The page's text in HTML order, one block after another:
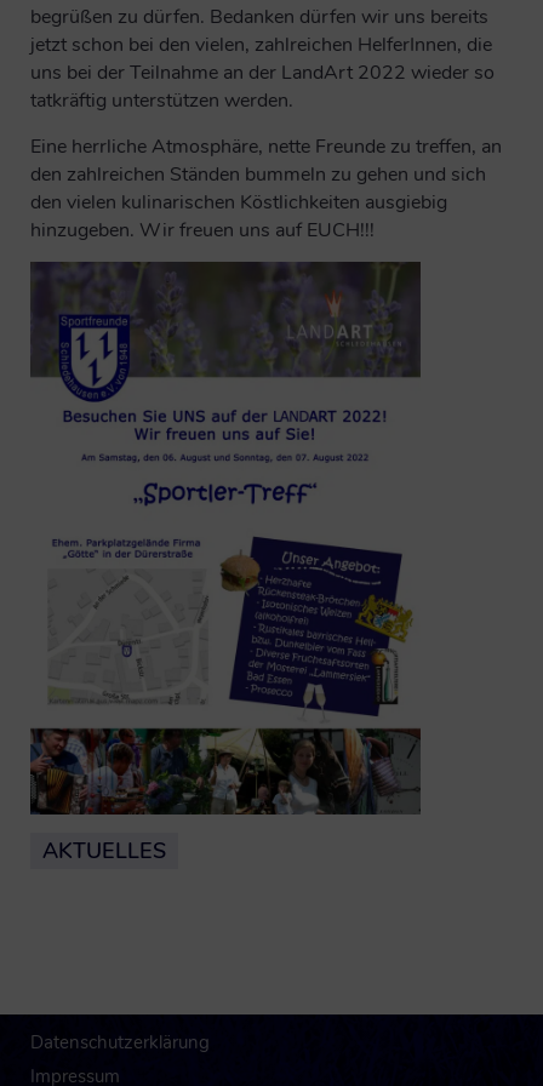
begrüßen zu dürfen. Bedanken dürfen wir uns bereits
jetzt schon bei den vielen, zahlreichen HelferInnen, die
uns bei der Teilnahme an der LandArt 2022 wieder so
tatkräftig unterstützen werden.
Eine herrliche Atmosphäre, nette Freunde zu treffen, an
den zahlreichen Ständen bummeln zu gehen und sich
den vielen kulinarischen Köstlichkeiten ausgiebig
hinzugeben. Wir freuen uns auf EUCH!!!
AKTUELLES
Datenschutzerklärung
Impressum